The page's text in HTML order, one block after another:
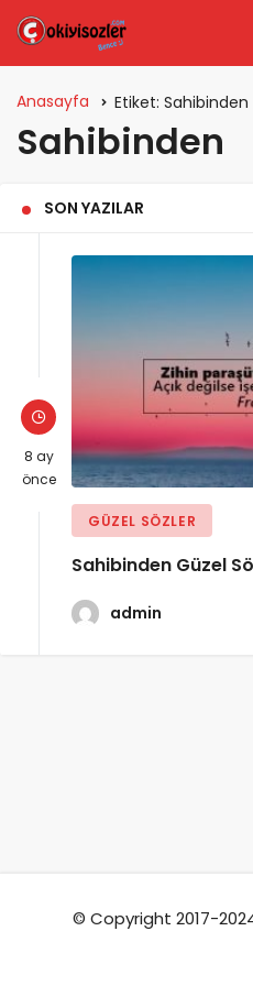
Anasayfa Etiket: Sahibinden
Sahibinden
SON YAZILAR
8 ay
önce
GÜZEL SÖZLER
Sahibinden Güzel
admin
© Copyright 2017-